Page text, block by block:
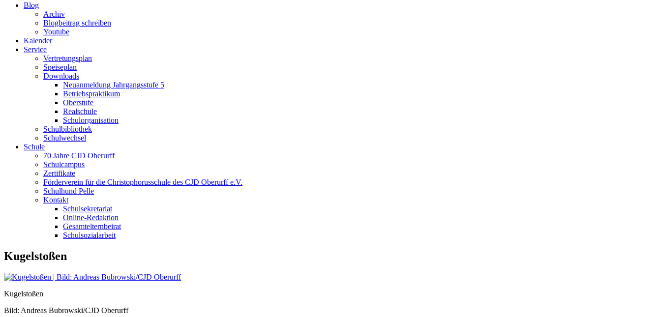
Blog
Archiv
Blogbeitrag schreiben
Youtube
Kalender
Service
Vertretungsplan
Speiseplan
Downloads
Neuanmeldung Jahrgangsstufe 5
Betriebspraktikum
Oberstufe
Realschule
Schulorganisation
Schulbibliothek
Schulwechsel
Schule
70 Jahre CJD Oberurff
Schulcampus
Zertifikate
Förderverein für die Christophorusschule des CJD Oberurff e.V.
Schulhund Pelle
Kontakt
Schulsekretariat
Online-Redaktion
Gesamtelternbeirat
Schulsozialarbeit
Kugelstoßen
Kugelstoßen
Bild: Andreas Bubrowski/CJD Oberurff